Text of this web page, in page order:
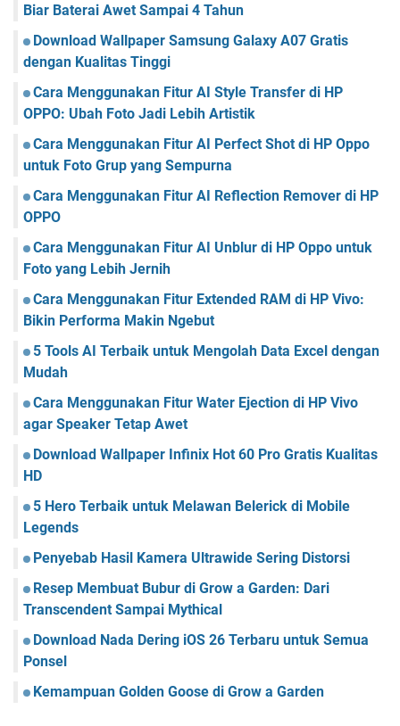
Biar Baterai Awet Sampai 4 Tahun
Download Wallpaper Samsung Galaxy A07 Gratis
dengan Kualitas Tinggi
Cara Menggunakan Fitur AI Style Transfer di HP
OPPO: Ubah Foto Jadi Lebih Artistik
Cara Menggunakan Fitur AI Perfect Shot di HP Oppo
untuk Foto Grup yang Sempurna
Cara Menggunakan Fitur AI Reflection Remover di HP
OPPO
Cara Menggunakan Fitur AI Unblur di HP Oppo untuk
Foto yang Lebih Jernih
Cara Menggunakan Fitur Extended RAM di HP Vivo:
Bikin Performa Makin Ngebut
5 Tools AI Terbaik untuk Mengolah Data Excel dengan
Mudah
Cara Menggunakan Fitur Water Ejection di HP Vivo
agar Speaker Tetap Awet
Download Wallpaper Infinix Hot 60 Pro Gratis Kualitas
HD
5 Hero Terbaik untuk Melawan Belerick di Mobile
Legends
Penyebab Hasil Kamera Ultrawide Sering Distorsi
Resep Membuat Bubur di Grow a Garden: Dari
Transcendent Sampai Mythical
Download Nada Dering iOS 26 Terbaru untuk Semua
Ponsel
Kemampuan Golden Goose di Grow a Garden